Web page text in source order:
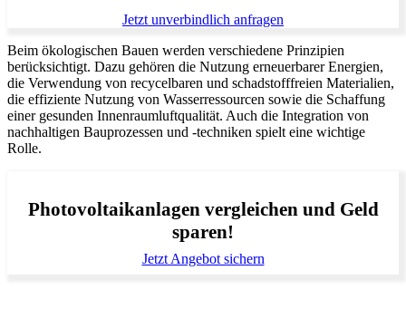
Jetzt unverbindlich anfragen
Beim ökologischen Bauen werden verschiedene Prinzipien
berücksichtigt. Dazu gehören die Nutzung erneuerbarer Energien,
die Verwendung von recycelbaren und schadstofffreien Materialien,
die effiziente Nutzung von Wasserressourcen sowie die Schaffung
einer gesunden Innenraumluftqualität. Auch die Integration von
nachhaltigen Bauprozessen und -techniken spielt eine wichtige
Rolle.
Photovoltaikanlagen vergleichen und Geld
sparen!
Jetzt Angebot sichern